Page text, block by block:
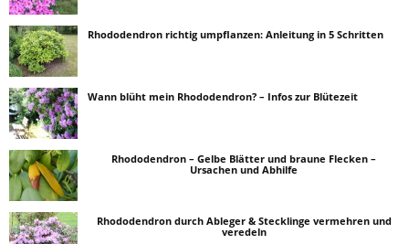
Rhododendron richtig umpflanzen: Anleitung in 5 Schritten
Wann blüht mein Rhododendron? – Infos zur Blütezeit
Rhododendron – Gelbe Blätter und braune Flecken –
Ursachen und Abhilfe
Rhododendron durch Ableger & Stecklinge vermehren und
veredeln